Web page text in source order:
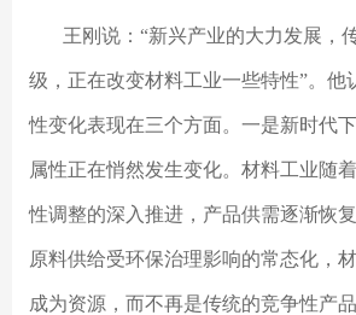
王刚说：“新兴产业的大力发展，
级，正在改变材料工业一些特性”。他
性变化表现在三个方面。一是新时代
属性正在悄然发生变化。材料工业随
性调整的深入推进，产品供需逐渐恢
原料供给受环保治理影响的常态化，
成为资源，而不再是传统的竞争性产